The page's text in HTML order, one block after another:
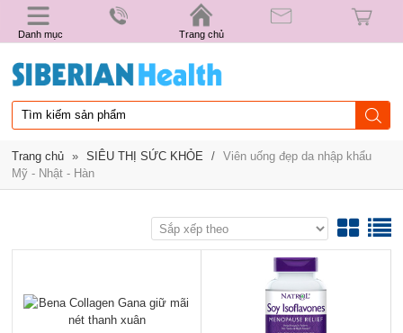
Danh mục Trang chủ
Trang chủ » SIÊU THỊ SỨC KHỎE /
Viên uống đẹp da nhập khẩu
Mỹ - Nhật - Hàn